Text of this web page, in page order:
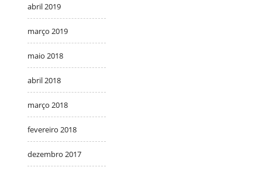
abril 2019
março 2019
maio 2018
abril 2018
março 2018
fevereiro 2018
dezembro 2017